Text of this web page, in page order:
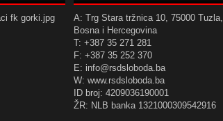
A: Trg Stara tržnica 10, 75000 Tuzla,
Bosna i Hercegovina
T: +387 35 271 281
F: +387 35 252 370
E: info@rsdsloboda.ba
W: www.rsdsloboda.ba
ID broj: 4209036190001
ŽR: NLB banka 1321000309542916